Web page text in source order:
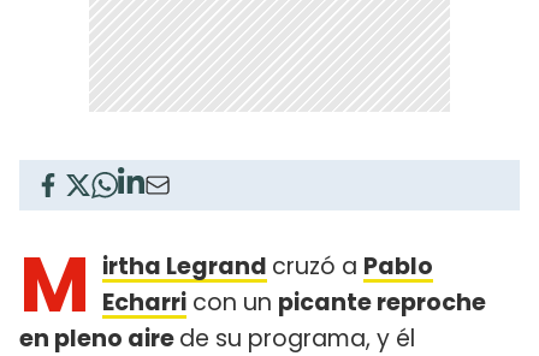
M irtha Legrand cruzó a Pablo
Echarri con un picante reproche
en pleno airede su programa, y él